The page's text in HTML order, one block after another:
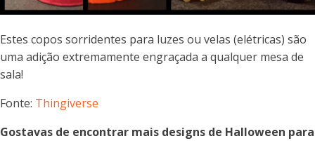
Estes copos sorridentes para luzes ou velas (elétricas) são
uma adição extremamente engraçada a qualquer mesa de
sala!
Fonte: Thingiverse
Gostavas de encontrar mais designs de Halloween para